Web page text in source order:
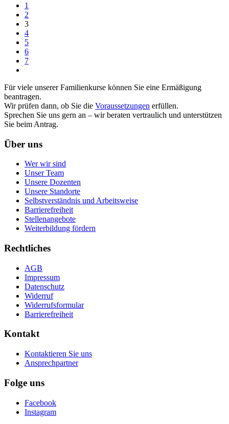
1
2
3
4
5
6
7
Für viele unserer Familienkurse können Sie eine Ermäßigung
beantragen.
Wir prüfen dann, ob Sie die Voraussetzungen erfüllen.
Sprechen Sie uns gern an – wir beraten vertraulich und unterstützen
Sie beim Antrag.
Über uns
Wer wir sind
Unser Team
Unsere Dozenten
Unsere Standorte
Selbstverständnis und Arbeitsweise
Barrierefreiheit
Stellenangebote
Weiterbildung fördern
Rechtliches
AGB
Impressum
Datenschutz
Widerruf
Widerrufsformular
Barrierefreiheit
Kontakt
Kontaktieren Sie uns
Ansprechpartner
Folge uns
Facebook
Instagram